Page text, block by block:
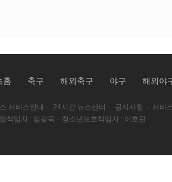
홈 축구 해외축구 야구 해외야
서비스안내 · 24시간 뉴스센터 · 공지사항 ·
서비
책임자 : 임광욱 · 청소년보호책임자 : 이호원